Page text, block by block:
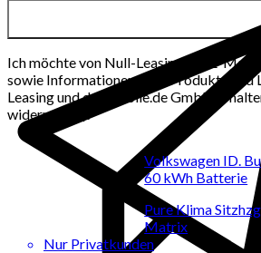
Ich möchte von Null-Leasing per E-Mail
sowie Informationen über Produkte und
Leasing und der mobile.de GmbH
widerrufbar).
Volkswagen ID.
60 kWh Batterie
Pure Klima
Matrix
Nur Privatkunden